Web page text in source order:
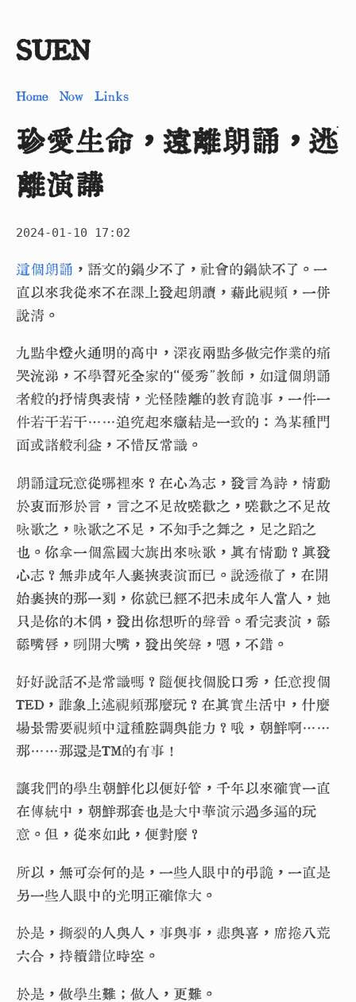
SUEN
Home Now Links
珍愛生命，遠離朗誦，逃
離演講
2024-01-10 17:02
這個朗誦 ，語文的鍋少不了，社會的鍋缺不了。一
直以來我從來不在課上發起朗讀，藉此視頻，一併
說清。
九點半燈火通明的高中，深夜兩點多做完作業的痛
哭流涕，不學習死全家的“優秀”教師，如這個朗誦
者般的抒情與表情，光怪陸離的教育詭事，一件一
件若干若干……追究起來癥結是一致的：為某種門
面或諸般利益，不惜反常識。
朗誦這玩意從哪裡來？在心為志，發言為詩，情動
於衷而形於言，言之不足故嗟歡之，嗟歡之不足故
咏歌之，咏歌之不足，不知手之舞之，足之蹈之
也。你拿一個黨國大旗出來咏歌，真有情動？真發
心志？無非成年人裹挾表演而已。說透徹了，在開
始裹挾的那一刻，你就已經不把未成年人當人，她
只是你的木偶，發出你想听的聲音。看完表演，舔
舔嘴唇，咧開大嘴，發出笑聲，嗯，不錯。
好好說話不是常識嗎？隨便找個脫口秀，任意搜個
TED，誰象上述視頻那麼玩？在真實生活中，什麼
場景需要視頻中這種腔調與能力？哦，朝鮮啊……
那……那還是TM的有事！
讓我們的學生朝鮮化以便好管，千年以來確實一直
在傳統中，朝鮮那套也是大中華演示過多遍的玩
意。但，從來如此，便對麼？
所以，無可奈何的是，一些人眼中的弔詭，一直是
另一些人眼中的光明正確偉大。
於是，撕裂的人與人，事與事，悲與喜，席捲八荒
六合，持續錯位時空。
於是，做學生難；做人，更難。